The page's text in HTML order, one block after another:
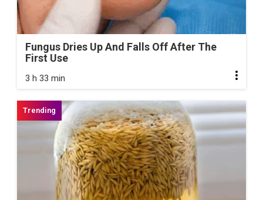
Fungus Dries Up And Falls Off After The
First Use
3 h 33 min